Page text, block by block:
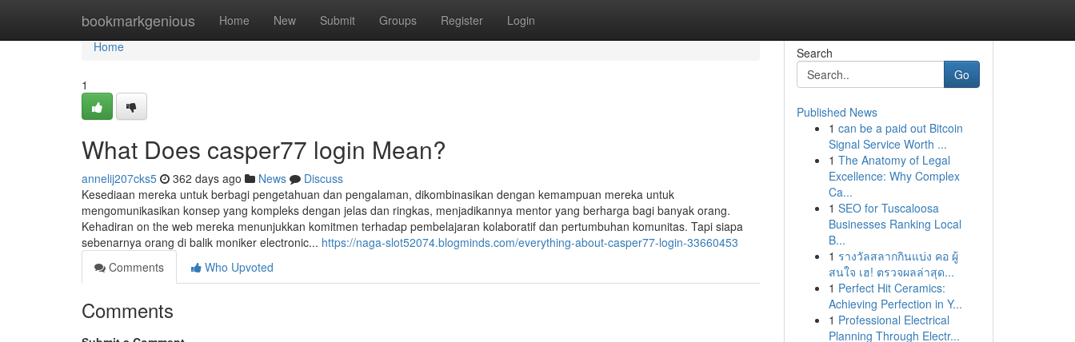
bookmarkgenious Home New Submit Groups Register Login
Home
Home
1
What Does casper77 login Mean?
annelij207cks5 362 days ago News
Discuss
Kesediaan mereka untuk berbagi pengetahuan dan pengalaman, dikombinasikan dengan kemampuan mereka untuk
mengomunikasikan konsep yang kompleks dengan jelas dan ringkas, menjadikannya mentor yang berharga bagi banyak orang.
Kehadiran on the web mereka menunjukkan komitmen terhadap pembelajaran kolaboratif dan pertumbuhan komunitas. Tapi siapa
sebenarnya orang di balik moniker electronic... https://naga-slot52074.blogminds.com/everything-about-casper77-login-33660453
Comments
Who Upvoted
Comments
Search
Go
Published News
1 can be a paid out Bitcoin
Signal Service Worth ...
1 The Anatomy of Legal
Excellence: Why Complex
Ca...
1 SEO for Tuscaloosa
Businesses Ranking Local
B...
1 รางวัลสลากกินแบ่ง คอ ผู้
สนใจ เฮ! ตรวจผลล่าสุด...
1 Perfect Hit Ceramics:
Achieving Perfection in Y...
1 Professional Electrical
Planning Through Electr...